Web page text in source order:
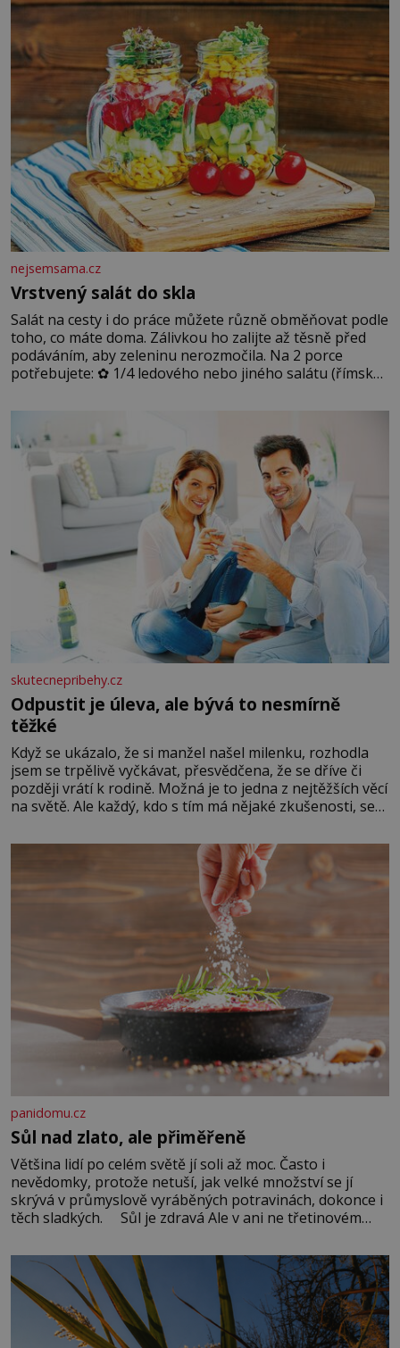
dobře zachovalá, přičítají odborníci zdejším klimatickým
podmínkám. Sucho, prosolené písky a extrémně
nejsemsama.cz
Vrstvený salát do skla
Salát na cesty i do práce můžete různě obměňovat podle
toho, co máte doma. Zálivkou ho zalijte až těsně před
podáváním, aby zeleninu nerozmočila. Na 2 porce
potřebujete: ✿ 1/4 ledového nebo jiného salátu (římský
okurky ✿ 2 rajčata Zálivka: ✿ 4 lžíce olivového oleje ✿ 1
lžíci citronové šťávy ✿ ½ stroužku
skutecnepribehy.cz
Odpustit je úleva, ale bývá to nesmírně
těžké
Když se ukázalo, že si manžel našel milenku, rozhodla
jsem se trpělivě vyčkávat, přesvědčena, že se dříve či
později vrátí k rodině. Možná je to jedna z nejtěžších věcí
na světě. Ale každý, kdo s tím má nějaké zkušenosti, se
Když se ke mně doneslo, že si manžel pořídil milenku,
panidomu.cz
Sůl nad zlato, ale přiměřeně
Většina lidí po celém světě jí soli až moc. Často i
nevědomky, protože netuší, jak velké množství se jí
skrývá v průmyslově vyráběných potravinách, dokonce i
těch sladkých. Sůl je zdravá Ale v ani ne třetinovém
základní složky– sodík a chlór – jsou zásadní pro
správné hospodaření